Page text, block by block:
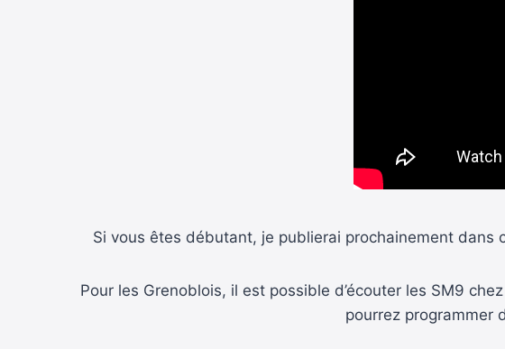
Si vous êtes débutant, je publierai prochainement
Pour les Grenoblois, il est possible d’écouter les SM9 chez
pourrez programmer